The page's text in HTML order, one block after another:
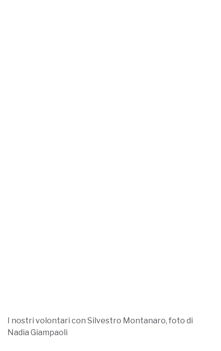
I nostri volontari con Silvestro Montanaro, foto di
Nadia Giampaoli